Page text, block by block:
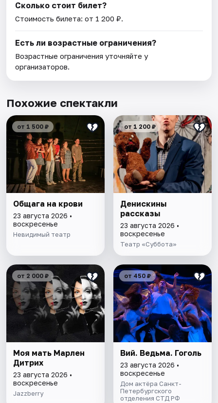
Сколько стоит билет?
Стоимость билета: от 1 200 ₽.
Есть ли возрастные ограничения?
Возрастные ограничения уточняйте у
организаторов.
Похожие спектакли
от 1 500 ₽
Общага на крови
23 августа 2026 •
воскресенье
Невидимый театр
от 1 200 ₽
Денискины
рассказы
23 августа 2026 •
воскресенье
Театр «Суббота»
от 2 000 ₽
Моя мать Марлен
Дитрих
23 августа 2026 •
воскресенье
Jazzberry
от 450 ₽
Вий. Ведьма. Гоголь
23 августа 2026 •
воскресенье
Дом актёра Санкт-
Петербургского
отделения СТД РФ